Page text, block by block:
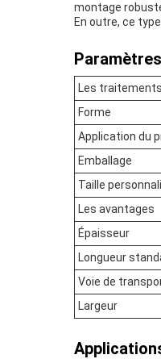
montage
En outre, ce
Les
Forme
Application du
Emballage
Taille
Les avantages
Épaisseur
Longueur
Voie de
Largeur